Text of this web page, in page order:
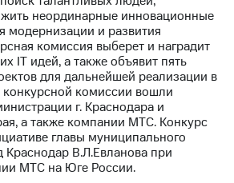
неординарные инновационные
модернизации и развития
комиссия выберет и наградит
IT идей, а также объявит пять
для дальнейшей реализации в
конкурсной комиссии вошли
г. Краснодара и
а также компании МТС. Конкурс
главы муниципального
Краснодар В.Л.Евланова при
МТС на Юге России.